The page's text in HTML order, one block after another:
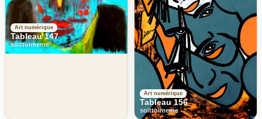
Art numérique
Tableau 147
soittoimeme
Art numérique
Tableau 156
soittoimeme